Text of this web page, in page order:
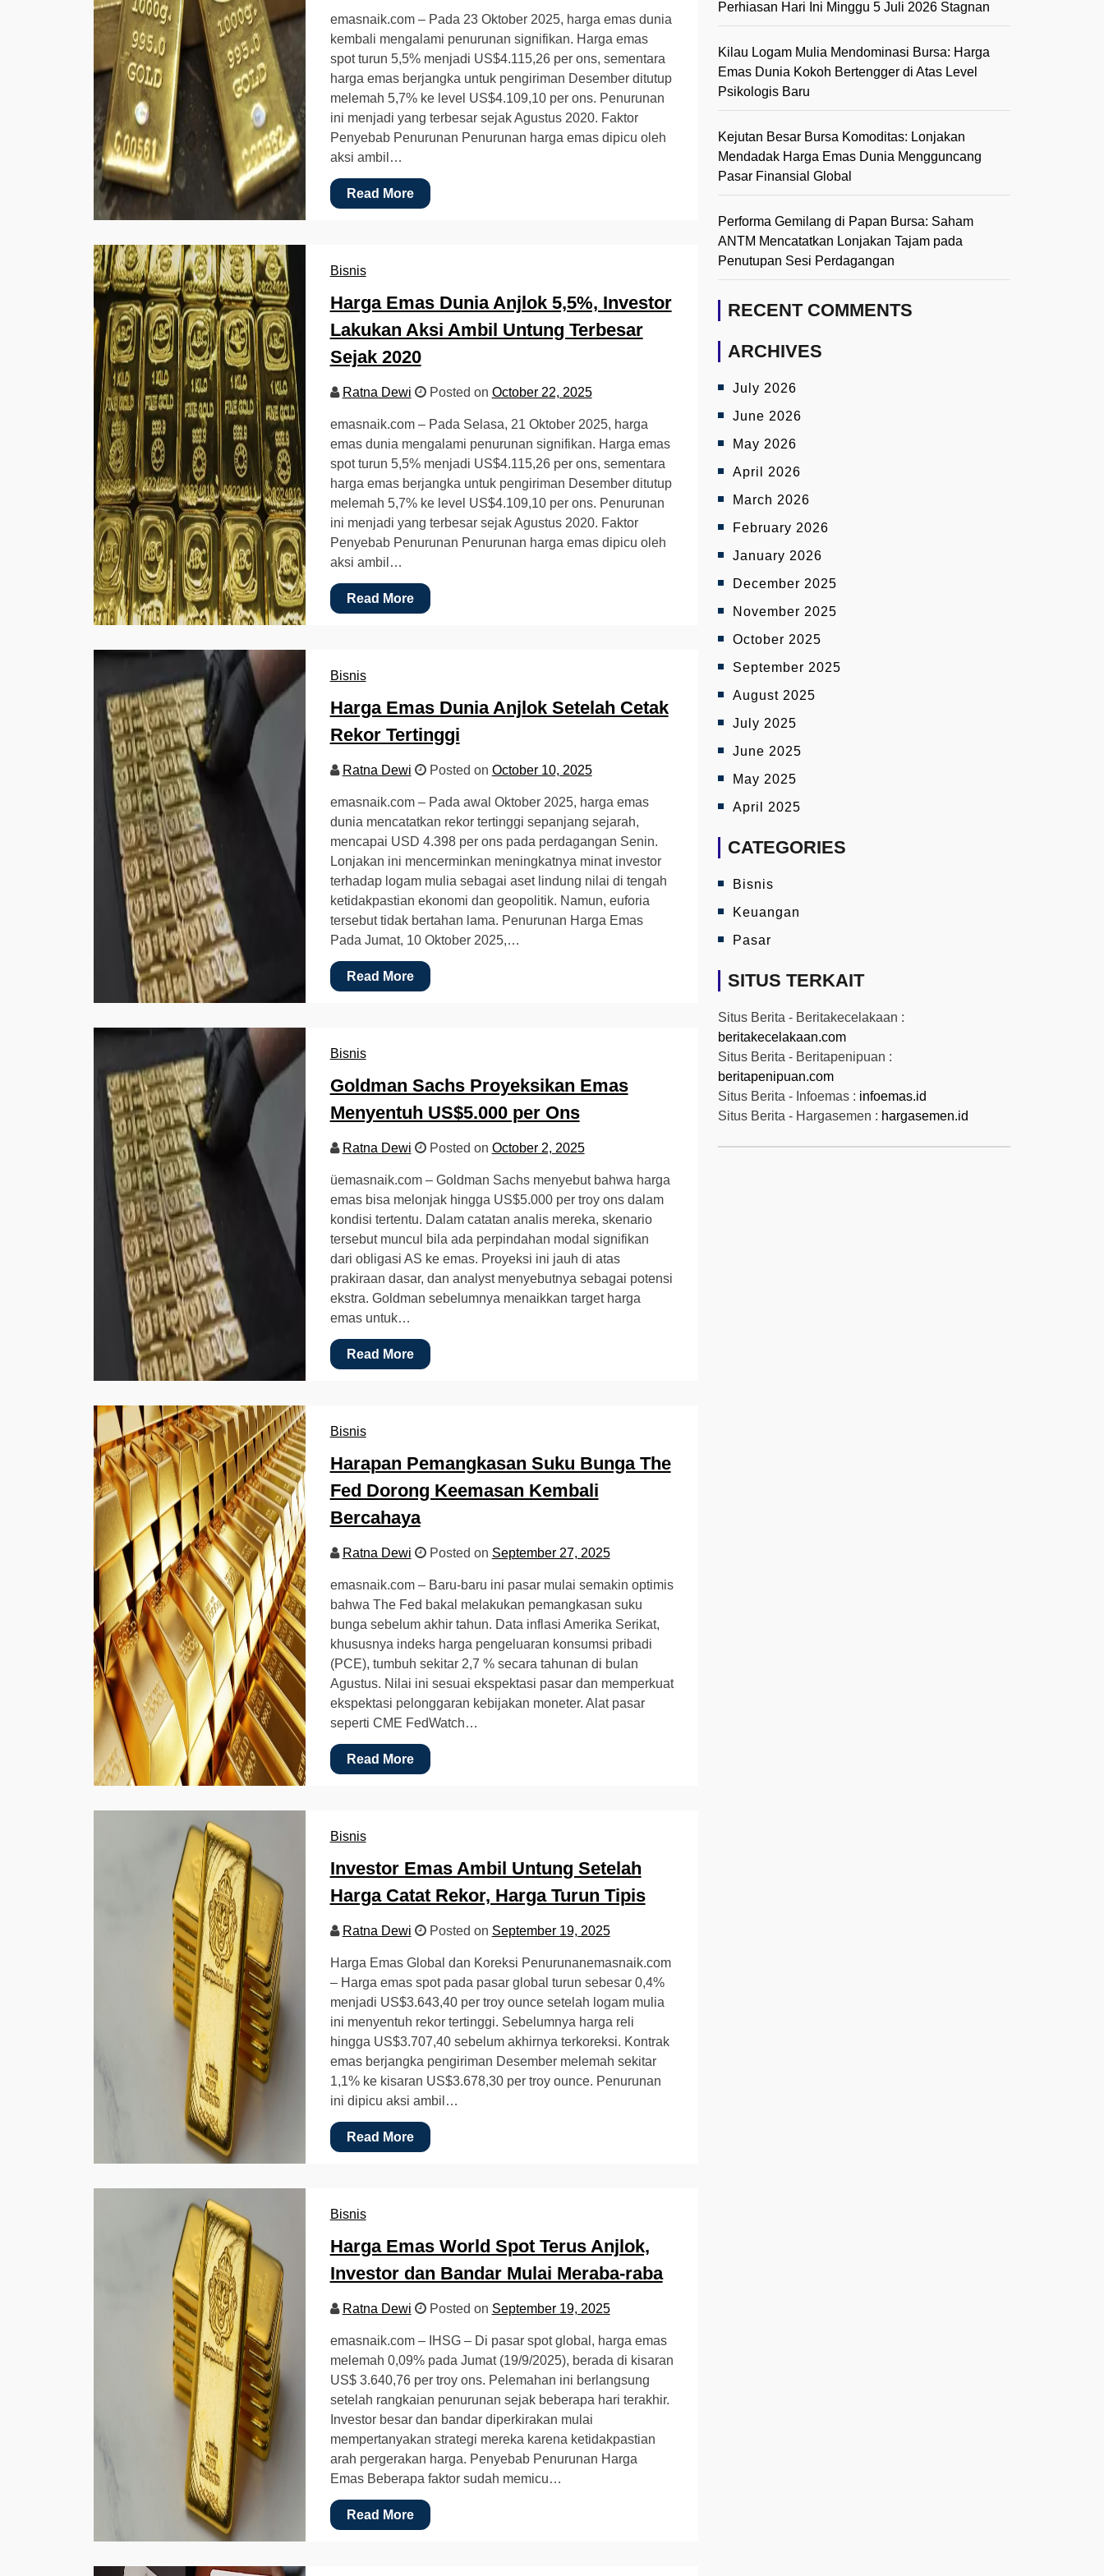
emasnaik.com – Pada 23 Oktober 2025, harga emas dunia
kembali mengalami penurunan signifikan. Harga emas
spot turun 5,5% menjadi US$4.115,26 per ons, sementara
harga emas berjangka untuk pengiriman Desember ditutup
melemah 5,7% ke level US$4.109,10 per ons. Penurunan
ini menjadi yang terbesar sejak Agustus 2020. Faktor
Penyebab Penurunan Penurunan harga emas dipicu oleh
aksi ambil…
Read More
Bisnis
Harga Emas Dunia Anjlok 5,5%, Investor
Lakukan Aksi Ambil Untung Terbesar
Sejak 2020
Ratna Dewi Posted on October 22, 2025
emasnaik.com – Pada Selasa, 21 Oktober 2025, harga
emas dunia mengalami penurunan signifikan. Harga emas
spot turun 5,5% menjadi US$4.115,26 per ons, sementara
harga emas berjangka untuk pengiriman Desember ditutup
melemah 5,7% ke level US$4.109,10 per ons. Penurunan
ini menjadi yang terbesar sejak Agustus 2020. Faktor
Penyebab Penurunan Penurunan harga emas dipicu oleh
aksi ambil…
Read More
Bisnis
Harga Emas Dunia Anjlok Setelah Cetak
Rekor Tertinggi
Ratna Dewi Posted on October 10, 2025
emasnaik.com – Pada awal Oktober 2025, harga emas
dunia mencatatkan rekor tertinggi sepanjang sejarah,
mencapai USD 4.398 per ons pada perdagangan Senin.
Lonjakan ini mencerminkan meningkatnya minat investor
terhadap logam mulia sebagai aset lindung nilai di tengah
ketidakpastian ekonomi dan geopolitik. Namun, euforia
tersebut tidak bertahan lama. Penurunan Harga Emas
Pada Jumat, 10 Oktober 2025,…
Read More
Bisnis
Goldman Sachs Proyeksikan Emas
Menyentuh US$5.000 per Ons
Ratna Dewi Posted on October 2, 2025
üemasnaik.com – Goldman Sachs menyebut bahwa harga
emas bisa melonjak hingga US$5.000 per troy ons dalam
kondisi tertentu. Dalam catatan analis mereka, skenario
tersebut muncul bila ada perpindahan modal signifikan
dari obligasi AS ke emas. Proyeksi ini jauh di atas
prakiraan dasar, dan analyst menyebutnya sebagai potensi
ekstra. Goldman sebelumnya menaikkan target harga
emas untuk…
Read More
Bisnis
Harapan Pemangkasan Suku Bunga The
Fed Dorong Keemasan Kembali
Bercahaya
Ratna Dewi Posted on September 27, 2025
emasnaik.com – Baru-baru ini pasar mulai semakin optimis
bahwa The Fed bakal melakukan pemangkasan suku
bunga sebelum akhir tahun. Data inflasi Amerika Serikat,
khususnya indeks harga pengeluaran konsumsi pribadi
(PCE), tumbuh sekitar 2,7 % secara tahunan di bulan
Agustus. Nilai ini sesuai ekspektasi pasar dan memperkuat
ekspektasi pelonggaran kebijakan moneter. Alat pasar
seperti CME FedWatch…
Read More
Bisnis
Investor Emas Ambil Untung Setelah
Harga Catat Rekor, Harga Turun Tipis
Ratna Dewi Posted on September 19, 2025
Harga Emas Global dan Koreksi Penurunanemasnaik.com
– Harga emas spot pada pasar global turun sebesar 0,4%
menjadi US$3.643,40 per troy ounce setelah logam mulia
ini menyentuh rekor tertinggi. Sebelumnya harga reli
hingga US$3.707,40 sebelum akhirnya terkoreksi. Kontrak
emas berjangka pengiriman Desember melemah sekitar
1,1% ke kisaran US$3.678,30 per troy ounce. Penurunan
ini dipicu aksi ambil…
Read More
Bisnis
Harga Emas World Spot Terus Anjlok,
Investor dan Bandar Mulai Meraba-raba
Ratna Dewi Posted on September 19, 2025
emasnaik.com – IHSG – Di pasar spot global, harga emas
melemah 0,09% pada Jumat (19/9/2025), berada di kisaran
US$ 3.640,76 per troy ons. Pelemahan ini berlangsung
setelah rangkaian penurunan sejak beberapa hari terakhir.
Investor besar dan bandar diperkirakan mulai
mempertanyakan strategi mereka karena ketidakpastian
arah pergerakan harga. Penyebab Penurunan Harga
Emas Beberapa faktor sudah memicu…
Read More
Perhiasan Hari Ini Minggu 5 Juli 2026 Stagnan
Kilau Logam Mulia Mendominasi Bursa: Harga
Emas Dunia Kokoh Bertengger di Atas Level
Psikologis Baru
Kejutan Besar Bursa Komoditas: Lonjakan
Mendadak Harga Emas Dunia Mengguncang
Pasar Finansial Global
Performa Gemilang di Papan Bursa: Saham
ANTM Mencatatkan Lonjakan Tajam pada
Penutupan Sesi Perdagangan
RECENT COMMENTS
ARCHIVES
July 2026
June 2026
May 2026
April 2026
March 2026
February 2026
January 2026
December 2025
November 2025
October 2025
September 2025
August 2025
July 2025
June 2025
May 2025
April 2025
CATEGORIES
Bisnis
Keuangan
Pasar
SITUS TERKAIT
Situs Berita - Beritakecelakaan :
beritakecelakaan.com
Situs Berita - Beritapenipuan :
beritapenipuan.com
Situs Berita - Infoemas : infoemas.id
Situs Berita - Hargasemen : hargasemen.id